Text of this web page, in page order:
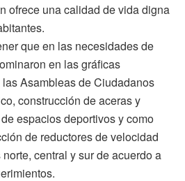
ofrece una calidad de vida digna
que en las necesidades de
en las gráficas
Asambleas de Ciudadanos
construcción de aceras y
espacios deportivos y como
de reductores de velocidad
central y sur de acuerdo a